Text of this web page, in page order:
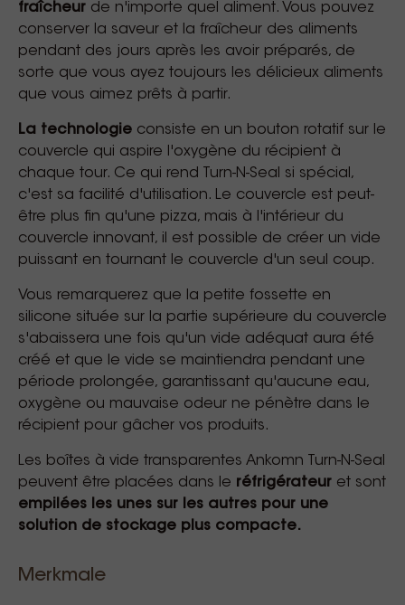
fraîcheur de n'importe quel aliment. Vous pouvez
conserver la saveur et la fraîcheur des aliments
pendant des jours après les avoir préparés, de
sorte que vous ayez toujours les délicieux aliments
que vous aimez prêts à partir.
La technologie consiste en un bouton rotatif sur le
couvercle qui aspire l'oxygène du récipient à
chaque tour. Ce qui rend Turn-N-Seal si spécial,
c'est sa facilité d'utilisation. Le couvercle est peut-
être plus fin qu'une pizza, mais à l'intérieur du
couvercle innovant, il est possible de créer un vide
puissant en tournant le couvercle d'un seul coup.
Vous remarquerez que la petite fossette en
silicone située sur la partie supérieure du couvercle
s'abaissera une fois qu'un vide adéquat aura été
créé et que le vide se maintiendra pendant une
période prolongée, garantissant qu'aucune eau,
oxygène ou mauvaise odeur ne pénètre dans le
récipient pour gâcher vos produits.
Les boîtes à vide transparentes Ankomn Turn-N-Seal
peuvent être placées dans le réfrigérateur et sont
empilées les unes sur les autres pour une
solution de stockage plus compacte.
Merkmale